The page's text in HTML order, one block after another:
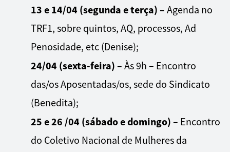
13 e 14/04 (segunda e terça) – Agenda no
TRF1, sobre quintos, AQ, processos, Ad
Penosidade, etc (Denise);
24/04 (sexta-feira) – Às 9h – Encontro
das/os Aposentadas/os, sede do Sindicato
(Benedita);
25 e 26 /04 (sábado e domingo)– Encontro
do Coletivo Nacional de Mulheres da